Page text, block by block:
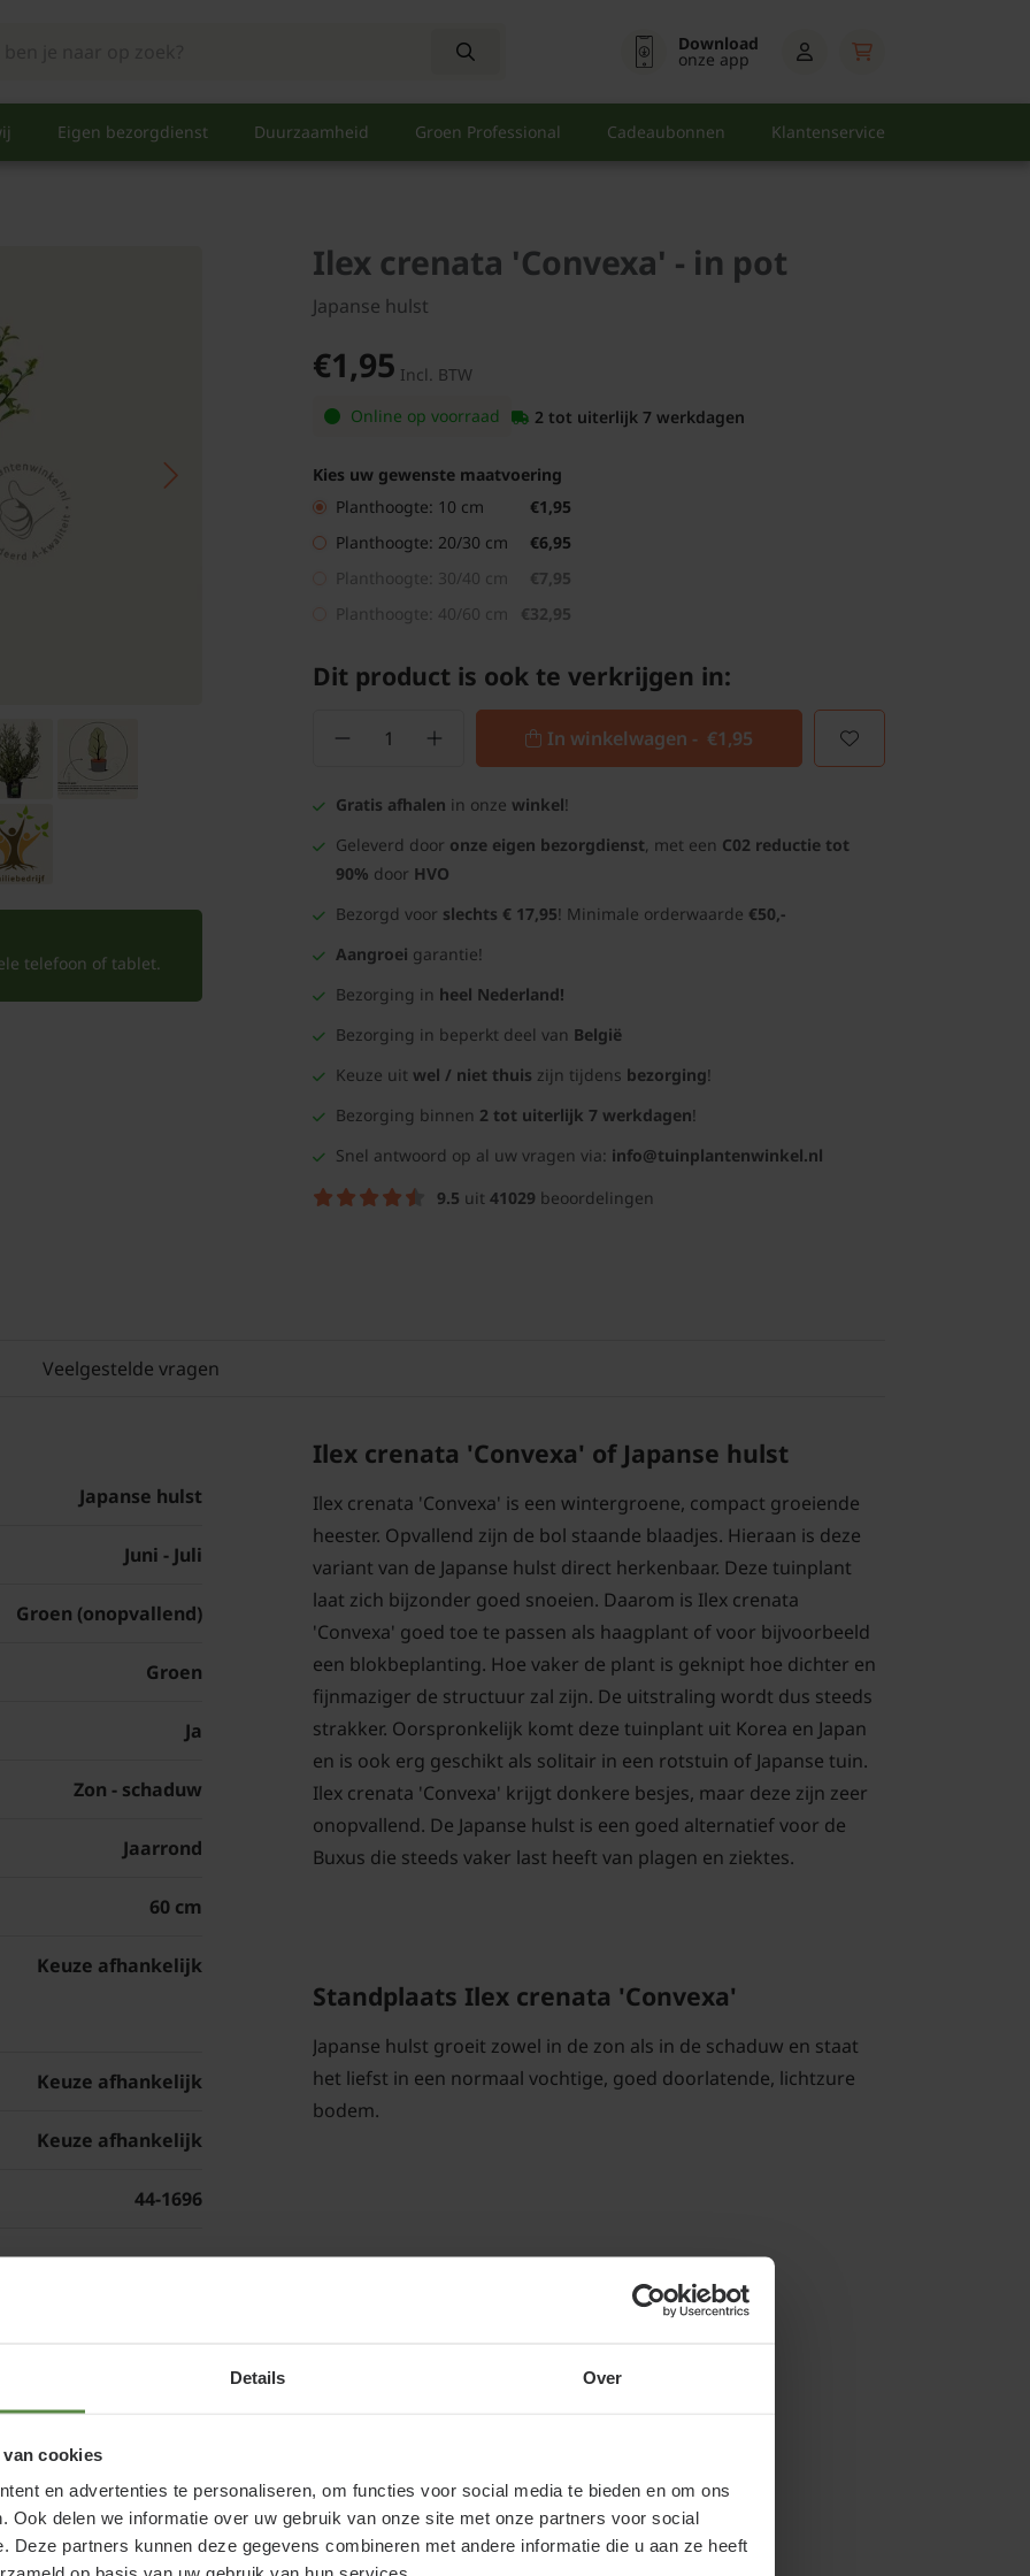
Details Over
cookies
en advertenties te personaliseren, om functies voor social media te bieden en om ons
Ook delen we informatie over uw gebruik van onze site met onze partners voor social
Deze partners kunnen deze gegevens combineren met andere informatie die u aan ze heeft
Download
onze app
Eigen bezorgdienst Duurzaamheid Groen Professional Cadeaubonnen Klantenservice
telefoon of tablet.
Ilex crenata 'Convexa' - in pot
Japanse hulst
€1,95 Incl. BTW
Online op voorraad
2 tot uiterlijk 7 werkdagen
Kies uw gewenste maatvoering
Planthoogte: 10 cm
€1,95
Planthoogte: 20/30 cm
€6,95
Planthoogte: 30/40 cm
€7,95
Planthoogte: 40/60 cm
€32,95
Dit product is ook te verkrijgen in:
In winkelwagen - €1,95
Gratis afhalen in onze winkel!
Geleverd door onze eigen bezorgdienst, met een C02 reductie tot
90% door HVO
Bezorgd voor slechts € 17,95! Minimale orderwaarde €50,-
Aangroei garantie!
Bezorging in heel Nederland!
Bezorging in beperkt deel van België
Keuze uit wel / niet thuis zijn tijdens bezorging!
Bezorging binnen 2 tot uiterlijk 7 werkdagen!
Snel antwoord op al uw vragen via: info@tuinplantenwinkel.nl
9.5 uit 41029 beoordelingen
Veelgestelde vragen
Japanse hulst
Juni - Juli
Groen (onopvallend)
Groen
Ja
Zon - schaduw
Jaarrond
60 cm
Keuze afhankelijk
Keuze afhankelijk
Keuze afhankelijk
44-1696
Ilex crenata 'Convexa' of Japanse hulst
Ilex crenata 'Convexa' is een wintergroene, compact groeiende
heester. Opvallend zijn de bol staande blaadjes. Hieraan is deze
variant van de Japanse hulst direct herkenbaar. Deze tuinplant
laat zich bijzonder goed snoeien. Daarom is Ilex crenata
'Convexa' goed toe te passen als haagplant of voor bijvoorbeeld
een blokbeplanting. Hoe vaker de plant is geknipt hoe dichter en
fijnmaziger de structuur zal zijn. De uitstraling wordt dus steeds
strakker. Oorspronkelijk komt deze tuinplant uit Korea en Japan
en is ook erg geschikt als solitair in een rotstuin of Japanse tuin.
Ilex crenata 'Convexa' krijgt donkere besjes, maar deze zijn zeer
onopvallend. De Japanse hulst is een goed alternatief voor de
Buxus die steeds vaker last heeft van plagen en ziektes.
Standplaats Ilex crenata 'Convexa'
Japanse hulst groeit zowel in de zon als in de schaduw en staat
het liefst in een normaal vochtige, goed doorlatende, lichtzure
bodem.
Advies aantal per strekkende meter
(enkele rij)
rij)
in pot kopen of Japanse hulst kopen
hulst bij een betrouwbare partij. Naast de webshop is
u kunt ons echt bezoeken.
dat is natuurlijk wat u wilt! Bij